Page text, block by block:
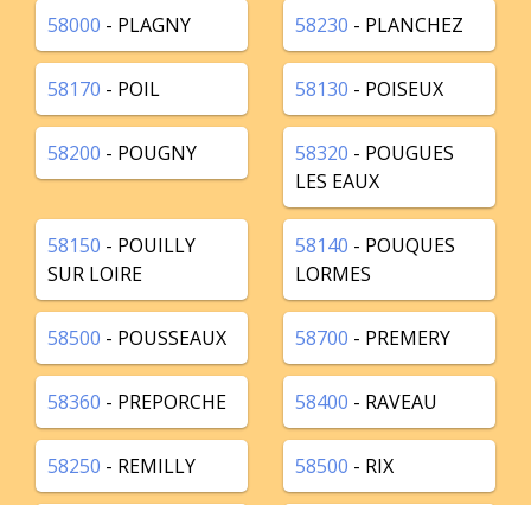
58000 - PLAGNY 58230 - PLANCHEZ
58170 - POIL 58130 - POISEUX
58200 - POUGNY 58320 - POUGUES
LES EAUX
58150 - POUILLY
SUR LOIRE
58140 - POUQUES
LORMES
58500 - POUSSEAUX 58700 - PREMERY
58360 - PREPORCHE 58400 - RAVEAU
58250 - REMILLY 58500 - RIX